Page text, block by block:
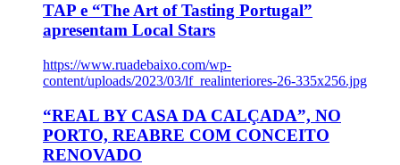
TAP e “The Art of Tasting Portugal”
apresentam Local Stars
https://www.ruadebaixo.com/wp-
content/uploads/2023/03/lf_realinteriores-26-335x256.jpg
“REAL BY CASA DA CALÇADA”, NO
PORTO, REABRE COM CONCEITO
RENOVADO